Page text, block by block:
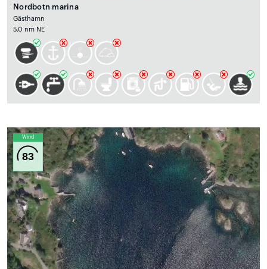
Nordbotn marina
Gästhamn
5.0 nm NE
Wind
83